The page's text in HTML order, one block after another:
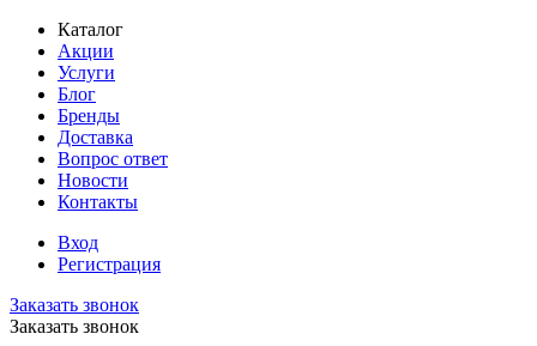
Каталог
Акции
Услуги
Блог
Бренды
Доставка
Вопрос ответ
Новости
Контакты
Вход
Регистрация
Заказать звонок
Заказать звонок